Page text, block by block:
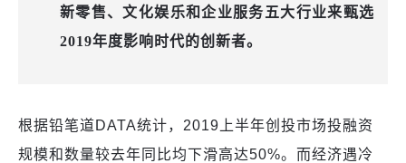
新零售、文化娱乐和企业服务五大行业来甄选
2019年度影响时代的创新者。
根据铅笔道DATA统计，2019上半年创投市场投融资
规模和数量较去年同比均下滑高达50%。而经济遇冷